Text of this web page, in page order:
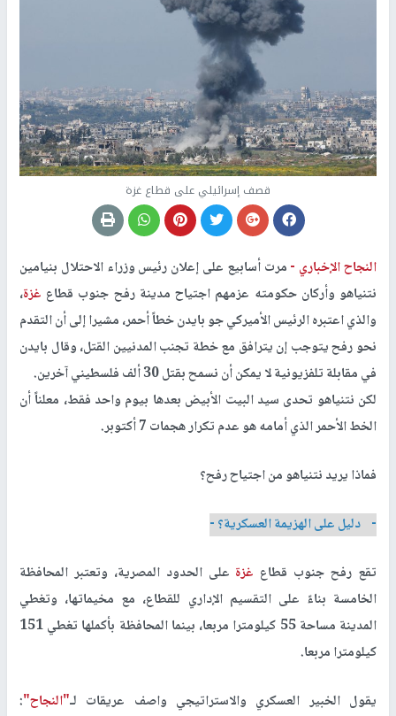
قصف إسرائيلي على قطاع غزة
النجاح الإخباري -مرت أسابيع على إعلان رئيس وزراء الاحتلال بنيامين
نتنياهو وأركان حكومته عزمهم اجتياح مدينة رفح جنوب قطاع غزة،
والذي اعتبره الرئيس الأميركي جو بايدن خطاً أحمر، مشيرا إلى أن التقدم
نحو رفح يتوجب إن يترافق مع خطة تجنب المدنيين القتل، وقال بايدن
في مقابلة تلفزيونية لا يمكن أن نسمح بقتل 30 ألف فلسطيني آخرين.
لكن نتنياهو تحدى سيد البيت الأبيض بعدها بيوم واحد فقط، معلناً أن
الخط الأحمر الذي أمامه هو عدم تكرار هجمات 7 أكتوبر.
فماذا يريد نتنياهو من اجتياح رفح؟
- دليل على الهزيمة العسكرية؟ -
تقع رفح جنوب قطاع غزة على الحدود المصرية، وتعتبر المحافظة
الخامسة بناءً على التقسيم الإداري للقطاع، مع مخيماتها، وتغطي
المدينة مساحة 55 كيلومترا مربعا، بينما المحافظة بأكملها تغطي 151
كيلومترا مربعا.
يقول الخبير العسكري والاستراتيجي واصف عريقات لـ"النجاح":